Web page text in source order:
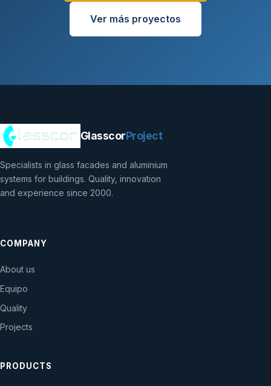
Ver más proyectos
GlasscorProject
Specialists in glass facades and aluminium
systems for buildings. Quality, innovation
and experience since 2000.
COMPANY
About us
Equipo
Quality
Projects
PRODUCTS